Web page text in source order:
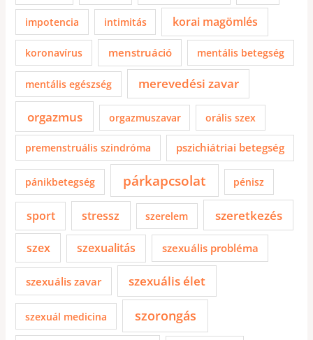
impotencia intimitás korai magömlés
koronavírus menstruáció mentális betegség
mentális egészség merevedési zavar
orgazmus orgazmuszavar orális szex
premenstruális szindróma pszichiátriai betegség
pánikbetegség párkapcsolat pénisz
sport stressz szerelem szeretkezés
szex szexualitás szexuális probléma
szexuális zavar szexuális élet
szexuál medicina szorongás